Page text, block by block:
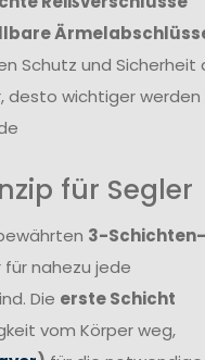
Schutz und Sicherheit
desto wichtiger werden
für Segler
3-Schichten-
nahezu jede
Die erste Schicht
vom Körper weg,